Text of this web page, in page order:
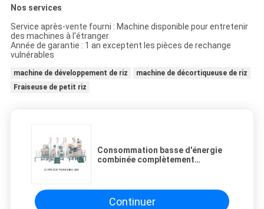
Nos services
Service après-vente fourni : Machine disponible pour entretenir
des machines à l'étranger
Année de garantie : 1 an exceptent les pièces de rechange
vulnérables
machine de développement de riz
machine de décortiqueuse de riz
Fraiseuse de petit riz
Consommation basse d'énergie
combinée complètement
Continuer